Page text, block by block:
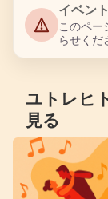
イベン
このペー
らせくだ
ユトレヒ
見る